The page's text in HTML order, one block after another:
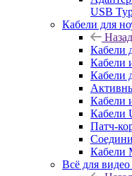
USB
Кабели для
Назад
Кабели
Кабели
Кабели
Кабели
Кабели
Патч-
Кабели
Всё для видео